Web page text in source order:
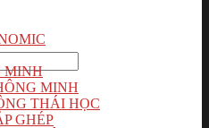
MINH
MINH
THÁI HỌC
GHÉP